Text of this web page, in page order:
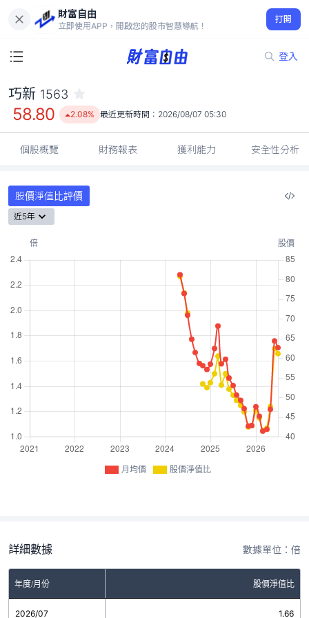
財富自由
立即使用APP，開啟您的股市智慧導航！
打開
登入
58.80
2.08%
巧新 1563
58.80 2.08% 最近更新時間： 2026/08/07 05:30
個股概覽 財務報表 獲利能力 安全性分析
股價淨值比評價
近5年
月均價 股價淨值比
詳細數據 數據單位：倍
年度/月份 股價淨值比
2026/07 1.66